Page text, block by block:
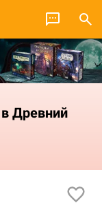
Древний